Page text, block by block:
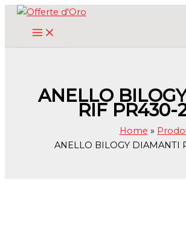
ANELLO
RIF PR430-
Home
ANELLO BILOGY DIAMANTI